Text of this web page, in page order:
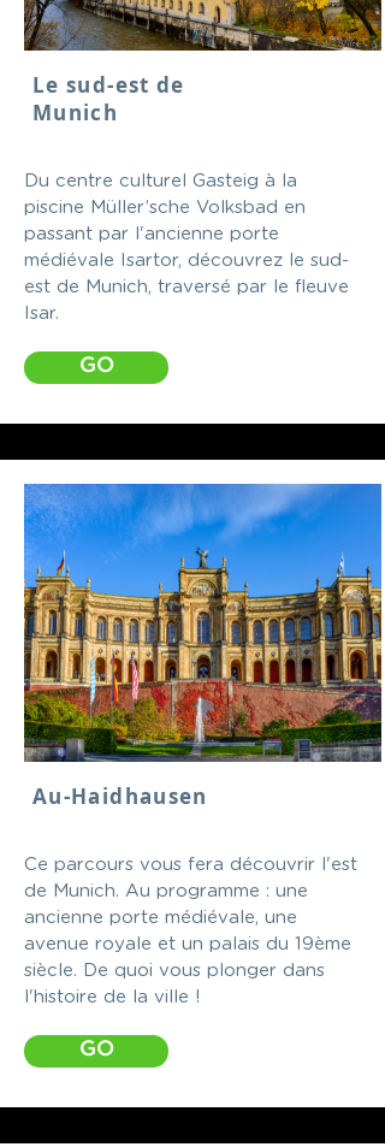
Le sud-est de
Munich
Du centre culturel Gasteig à la
piscine Müller’sche Volksbad en
passant par l'ancienne porte
médiévale Isartor, découvrez le sud-
est de Munich, traversé par le fleuve
Isar.
GO
Au-Haidhausen
Ce parcours vous fera découvrir l'est
de Munich. Au programme : une
ancienne porte médiévale, une
avenue royale et un palais du 19ème
siècle. De quoi vous plonger dans
l'histoire de la ville !
GO